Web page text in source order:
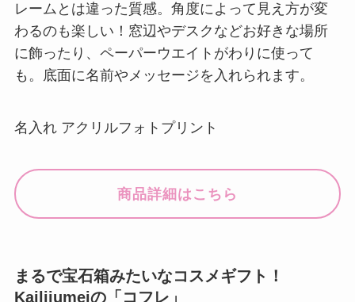
レームとは違った質感。角度によって見え方が変
わるのも楽しい！窓辺やデスクなどお好きな場所
に飾ったり、ペーパーウエイトがわりに使って
も。底面に名前やメッセージを入れられます。
名入れ アクリルフォトプリント
商品詳細はこちら
まるで宝石箱みたいなコスメギフト！
Kailijumeiの「コフレ」